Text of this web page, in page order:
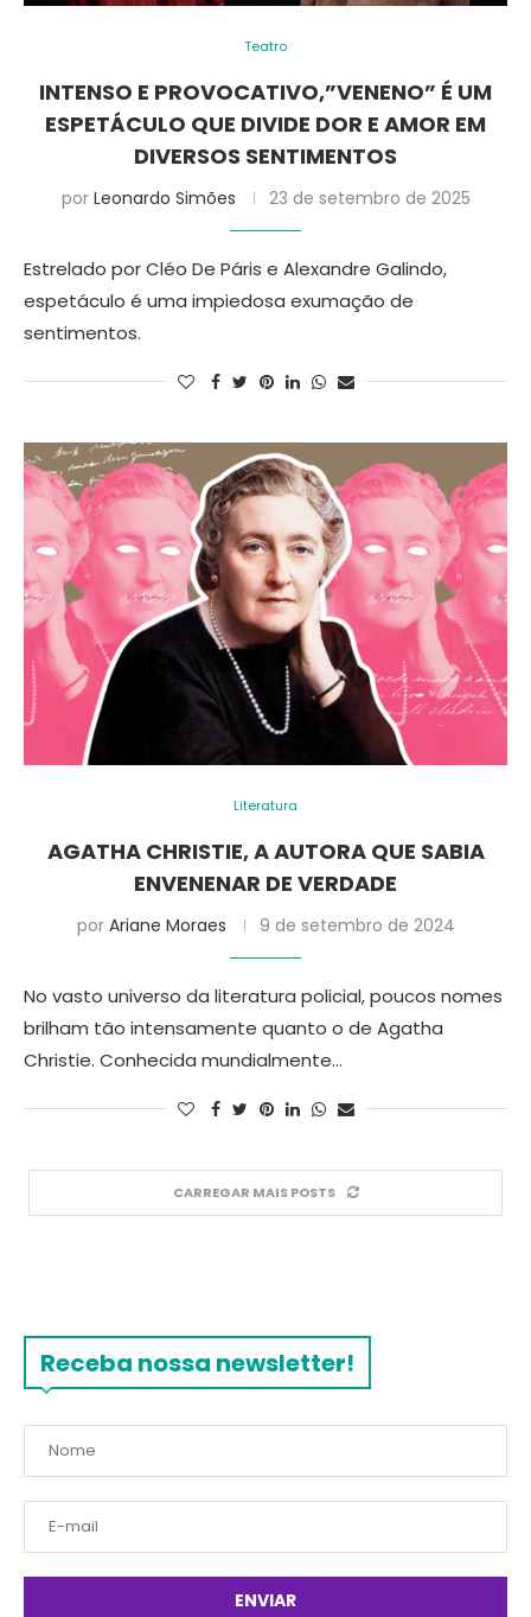
Teatro
INTENSO E PROVOCATIVO,”VENENO” É UM
ESPETÁCULO QUE DIVIDE DOR E AMOR EM
DIVERSOS SENTIMENTOS
por Leonardo Simões 23 de setembro de 2025
Estrelado por Cléo De Páris e Alexandre Galindo,
espetáculo é uma impiedosa exumação de
sentimentos.
Literatura
AGATHA CHRISTIE, A AUTORA QUE SABIA
ENVENENAR DE VERDADE
por Ariane Moraes 9 de setembro de 2024
No vasto universo da literatura policial, poucos nomes
brilham tão intensamente quanto o de Agatha
Christie. Conhecida mundialmente…
CARREGAR MAIS POSTS
Receba nossa newsletter!